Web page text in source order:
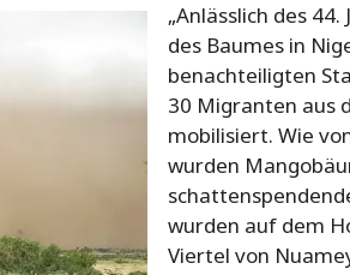
„Anlässlich des
des Baumes in
benachteiligten
30 Migranten aus
mobilisiert. Wie
wurden
wurden auf dem
Viertel von